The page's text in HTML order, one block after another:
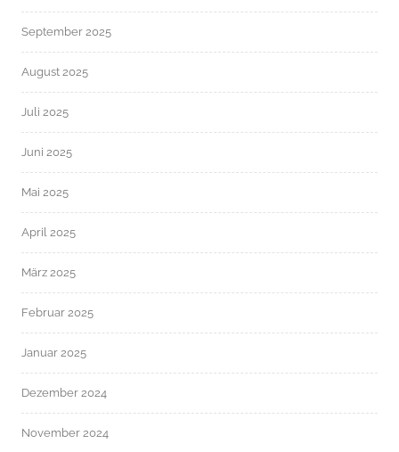
September 2025
August 2025
Juli 2025
Juni 2025
Mai 2025
April 2025
März 2025
Februar 2025
Januar 2025
Dezember 2024
November 2024